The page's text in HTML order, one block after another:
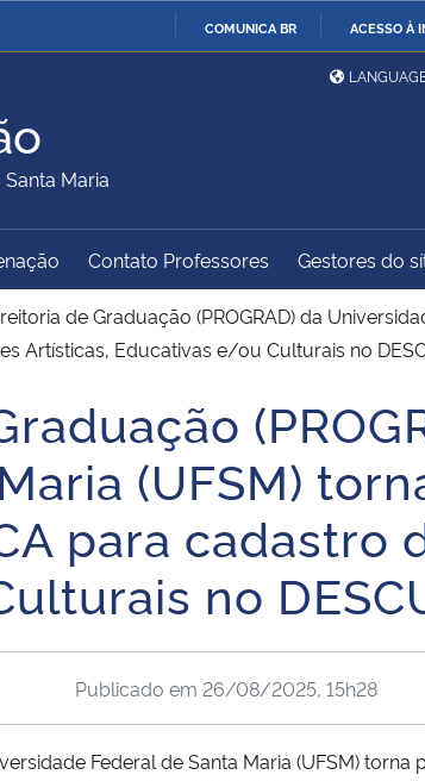
COMUNICA BR ACESSO À
Ministério da Defesa
Ministério das
Exteriores
Ministério do
Desenvolvimento Regional
Controladoria-
União
Advocacia-Geral da União
Maria
Contato Professores Gestores do
de Graduação (PROGRAD) da
Artísticas, Educativas e/ou Culturais no
(UFSM)
para
no
Publicado em 26/08/2025, 15h28
Federal de Santa Maria (UFSM) torna